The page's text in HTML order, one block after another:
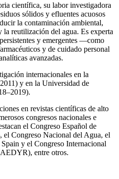
científica, su labor investigadora
sólidos y efluentes acuosos
la contaminación ambiental,
reutilización del agua. Es experta
y emergentes —como
y de cuidado personal
avanzadas.
internacionales en la
y en la Universidad de
en revistas científicas de alto
congresos nacionales e
el Congreso Español de
Congreso Nacional del Agua, el
y el Congreso Internacional
entre otros.